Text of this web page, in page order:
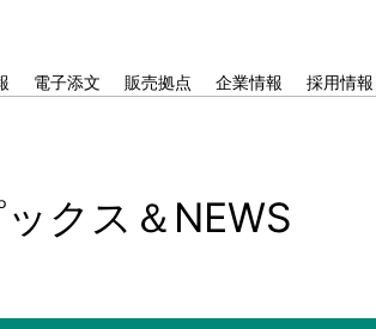
電子添文 販売拠点 企業情報 採用情報
ックス＆NEWS